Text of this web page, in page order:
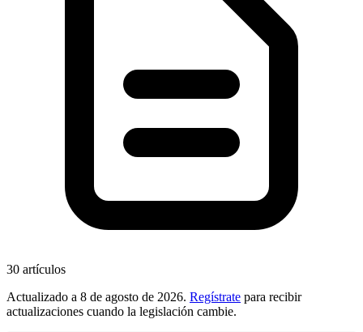
30 artículos
Actualizado a 8 de agosto de 2026. Regístrate para recibir
actualizaciones cuando la legislación cambie.